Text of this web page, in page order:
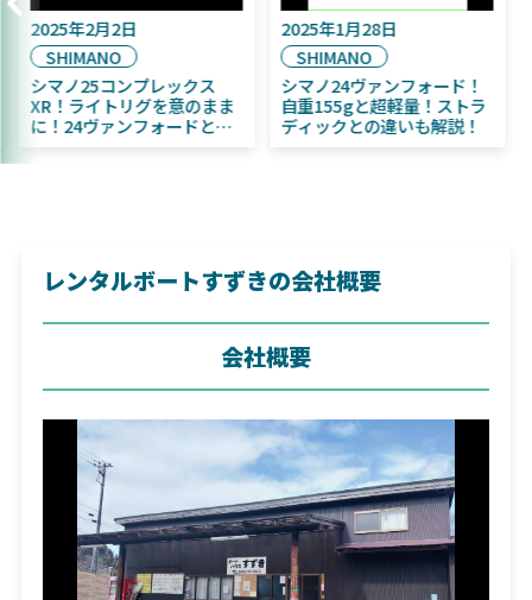
く魚
にお
2025年2月2日
SHIMANO
シマノ25コンプレックス
XR！ライトリグを意のまま
に！24ヴァンフォードとの
2025年1月28日
SHIMANO
シマノ24ヴァンフォー
自重155gと超軽量！ス
ディックとの違いも解
レンタルボートすずきの会社概要
会社概要